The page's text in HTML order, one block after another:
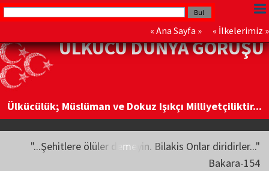
« Ana Sayfa » « İlkelerimiz »
ÜLKÜCÜ DÜNYA GÖRÜŞÜ
Ülkücülük; Müslüman ve Dokuz Işıkçı Milliyetçiliktir...
"...Şehitlere ölüler demeyin. Bilakis Onlar diridirler..."
Bakara-154